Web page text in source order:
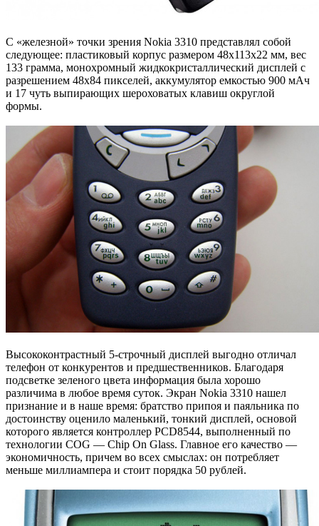
С «железной» точки зрения Nokia 3310 представлял собой
следующее: пластиковый корпус размером 48x113x22 мм, вес
133 грамма, монохромный жидкокристаллический дисплей с
разрешением 48х84 пикселей, аккумулятор емкостью 900 мАч
и 17 чуть выпирающих шероховатых клавиш округлой
формы.
Высококонтрастный 5-строчный дисплей выгодно отличал
телефон от конкурентов и предшественников. Благодаря
подсветке зеленого цвета информация была хорошо
различима в любое время суток. Экран Nokia 3310 нашел
признание и в наше время: братство припоя и паяльника по
достоинству оценило маленький, тонкий дисплей, основой
которого является контроллер PCD8544, выполненный по
технологии COG — Chip On Glass. Главное его качество —
экономичность, причем во всех смыслах: он потребляет
меньше миллиампера и стоит порядка 50 рублей.